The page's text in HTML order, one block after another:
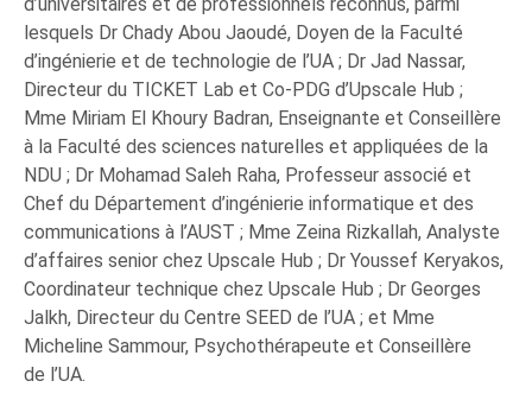
d’universitaires et de professionnels reconnus, parmi
lesquels Dr Chady Abou Jaoudé, Doyen de la Faculté
d’ingénierie et de technologie de l’UA ; Dr Jad Nassar,
Directeur du TICKET Lab et Co-PDG d’Upscale Hub ;
Mme Miriam El Khoury Badran, Enseignante et Conseillère
à la Faculté des sciences naturelles et appliquées de la
NDU ; Dr Mohamad Saleh Raha, Professeur associé et
Chef du Département d’ingénierie informatique et des
communications à l’AUST ; Mme Zeina Rizkallah, Analyste
d’affaires senior chez Upscale Hub ; Dr Youssef Keryakos,
Coordinateur technique chez Upscale Hub ; Dr Georges
Jalkh, Directeur du Centre SEED de l’UA ; et Mme
Micheline Sammour, Psychothérapeute et Conseillère
de l’UA.